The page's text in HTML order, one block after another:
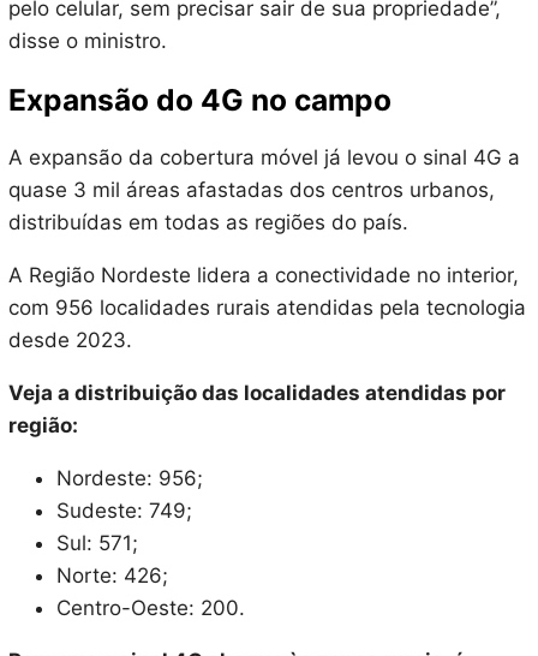
pelo celular, sem precisar sair de sua propriedade”,
disse o ministro.
Expansão do 4G no campo
A expansão da cobertura móvel já levou o sinal 4G a
quase 3 mil áreas afastadas dos centros urbanos,
distribuídas em todas as regiões do país.
A Região Nordeste lidera a conectividade no interior,
com 956 localidades rurais atendidas pela tecnologia
desde 2023.
Veja a distribuição das localidades atendidas por
região:
Nordeste: 956;
Sudeste: 749;
Sul: 571;
Norte: 426;
Centro-Oeste: 200.